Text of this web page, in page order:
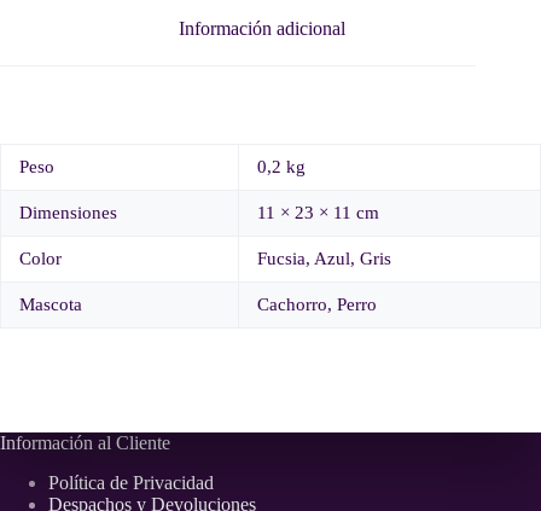
Información adicional
Peso 0,2 kg
Dimensiones 11 × 23 × 11 cm
Color Fucsia, Azul, Gris
Mascota Cachorro, Perro
Información al Cliente
Política de Privacidad
Despachos y Devoluciones